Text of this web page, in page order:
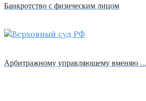
Банкротство с физическим лицом
Арбитражному управляющему вменяю …